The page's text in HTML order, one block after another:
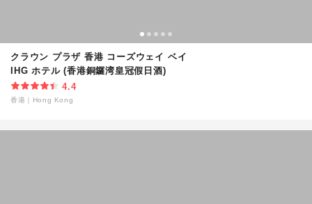
クラウン プラザ 香港 コーズウェイ ベイ
IHG ホテル (香港銅鑼湾皇冠假日酒)
4.4
香港 Hong Kong